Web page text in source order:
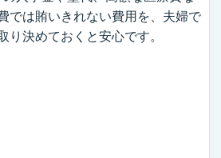
では賄いきれない費用を、夫婦で
り決めておくと安心です。